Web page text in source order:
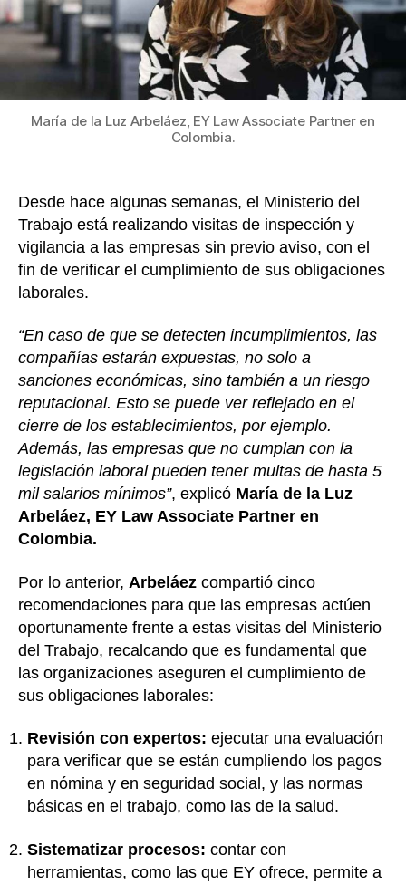
María de la Luz Arbeláez, EY Law Associate Partner en
Colombia.
Desde hace algunas semanas, el Ministerio del
Trabajo está realizando visitas de inspección y
vigilancia a las empresas sin previo aviso, con el
fin de verificar el cumplimiento de sus obligaciones
laborales.
“En caso de que se detecten incumplimientos, las
compañías estarán expuestas, no solo a
sanciones económicas, sino también a un riesgo
reputacional. Esto se puede ver reflejado en el
cierre de los establecimientos, por ejemplo.
Además, las empresas que no cumplan con la
legislación laboral pueden tener multas de hasta 5
mil salarios mínimos”, explicó María de la Luz
Arbeláez, EY Law Associate Partner en
Colombia.
Por lo anterior, Arbeláez compartió cinco
recomendaciones para que las empresas actúen
oportunamente frente a estas visitas del Ministerio
del Trabajo, recalcando que es fundamental que
las organizaciones aseguren el cumplimiento de
sus obligaciones laborales:
Revisión con expertos: ejecutar una evaluación
para verificar que se están cumpliendo los pagos
en nómina y en seguridad social, y las normas
básicas en el trabajo, como las de la salud.
Sistematizar procesos: contar con
herramientas, como las que EY ofrece, permite a